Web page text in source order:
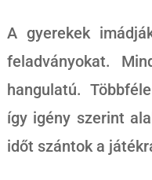
A gyerekek
feladványokat.
hangulatú.
így igény szerint
időt szántok a